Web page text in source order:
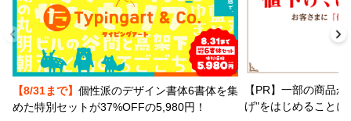
【8/31まで】 個性派のデザイン書体6書体を集
めた特別セットが37%OFFの5,980円！
【PR】一部の商品
げ"をはじめること